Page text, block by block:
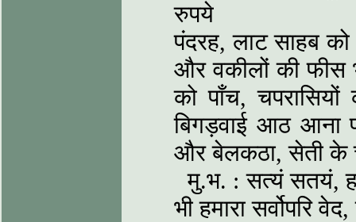
रुपये
पंदरह, लाट साहब
और वकीलों की फीस
को पाँच,
बिगड़वाई आठ आना
और बेलकठा, सेती
मु.भ. : सत्यं सतयं,
भी हमारा सर्वोपरि